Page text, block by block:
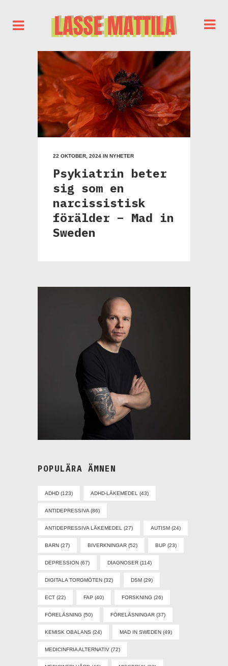
22 OKTOBER, 2024 IN NYHETER
Psykiatrin beter
sig som en
narcissistisk
förälder – Mad in
Sweden
POPULÄRA ÄMNEN
ADHD (123) ADHD-LÄKEMEDEL (43)
ANTIDEPRESSIVA (86)
ANTIDEPRESSIVA LÄKEMEDEL (27) AUTISM (24)
BARN (27) BIVERKNINGAR (52) BUP (23)
DEPRESSION (67) DIAGNOSER (114)
DIGITALA TORGMÖTEN (32) DSM (29)
ECT (22) FAP (40) FORSKNING (26)
FÖRELÄSNING (50) FÖRELÄSNINGAR (37)
KEMISK OBALANS (24) MAD IN SWEDEN (49)
MEDICINFRIA ALTERNATIV (72)